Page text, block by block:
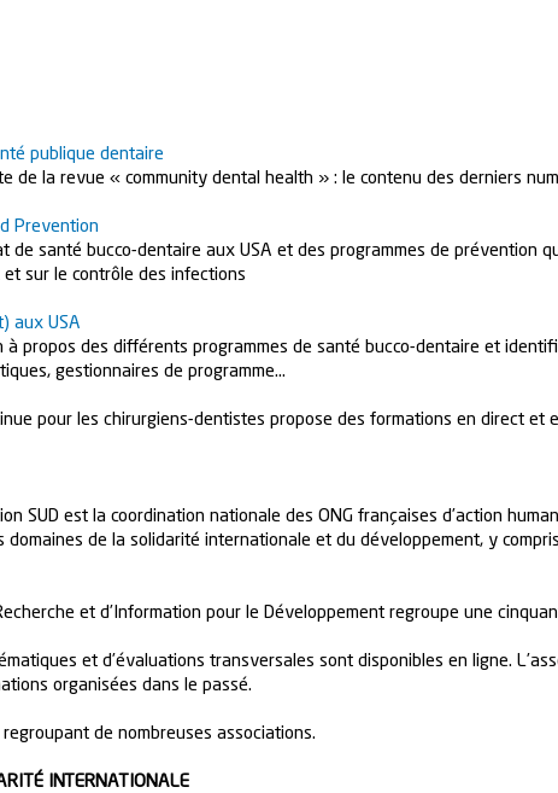
publique dentaire
de la revue « community dental health » : le contenu des derniers
Prevention
de santé bucco-dentaire aux USA et des programmes de prévention
sur le contrôle des infections
aux USA
à propos des différents programmes de santé bucco-dentaire et
gestionnaires de programme…
pour les chirurgiens-dentistes propose des formations en direct et
SUD est la coordination nationale des ONG françaises d’action
domaines de la solidarité internationale et du développement, y
et d’Information pour le Développement regroupe une
et d’évaluations transversales sont disponibles en ligne.
organisées dans le passé.
regroupant de nombreuses associations.
INTERNATIONALE